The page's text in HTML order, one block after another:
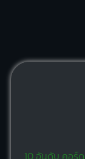
10 อันดับ คอร์